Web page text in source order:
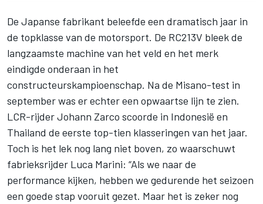
De Japanse fabrikant beleefde een dramatisch jaar in
de topklasse van de motorsport. De RC213V bleek de
langzaamste machine van het veld en het merk
eindigde onderaan in het
constructeurskampioenschap. Na de Misano-test in
september was er echter een opwaartse lijn te zien.
LCR-rijderJohann Zarco scoorde in Indonesië en
Thailand de eerste top-tien klasseringen van het jaar.
Toch is het lek nog lang niet boven, zo waarschuwt
fabrieksrijder Luca Marini: “Als we naar de
performance kijken, hebben we gedurende het seizoen
een goede stap vooruit gezet. Maar het is zeker nog